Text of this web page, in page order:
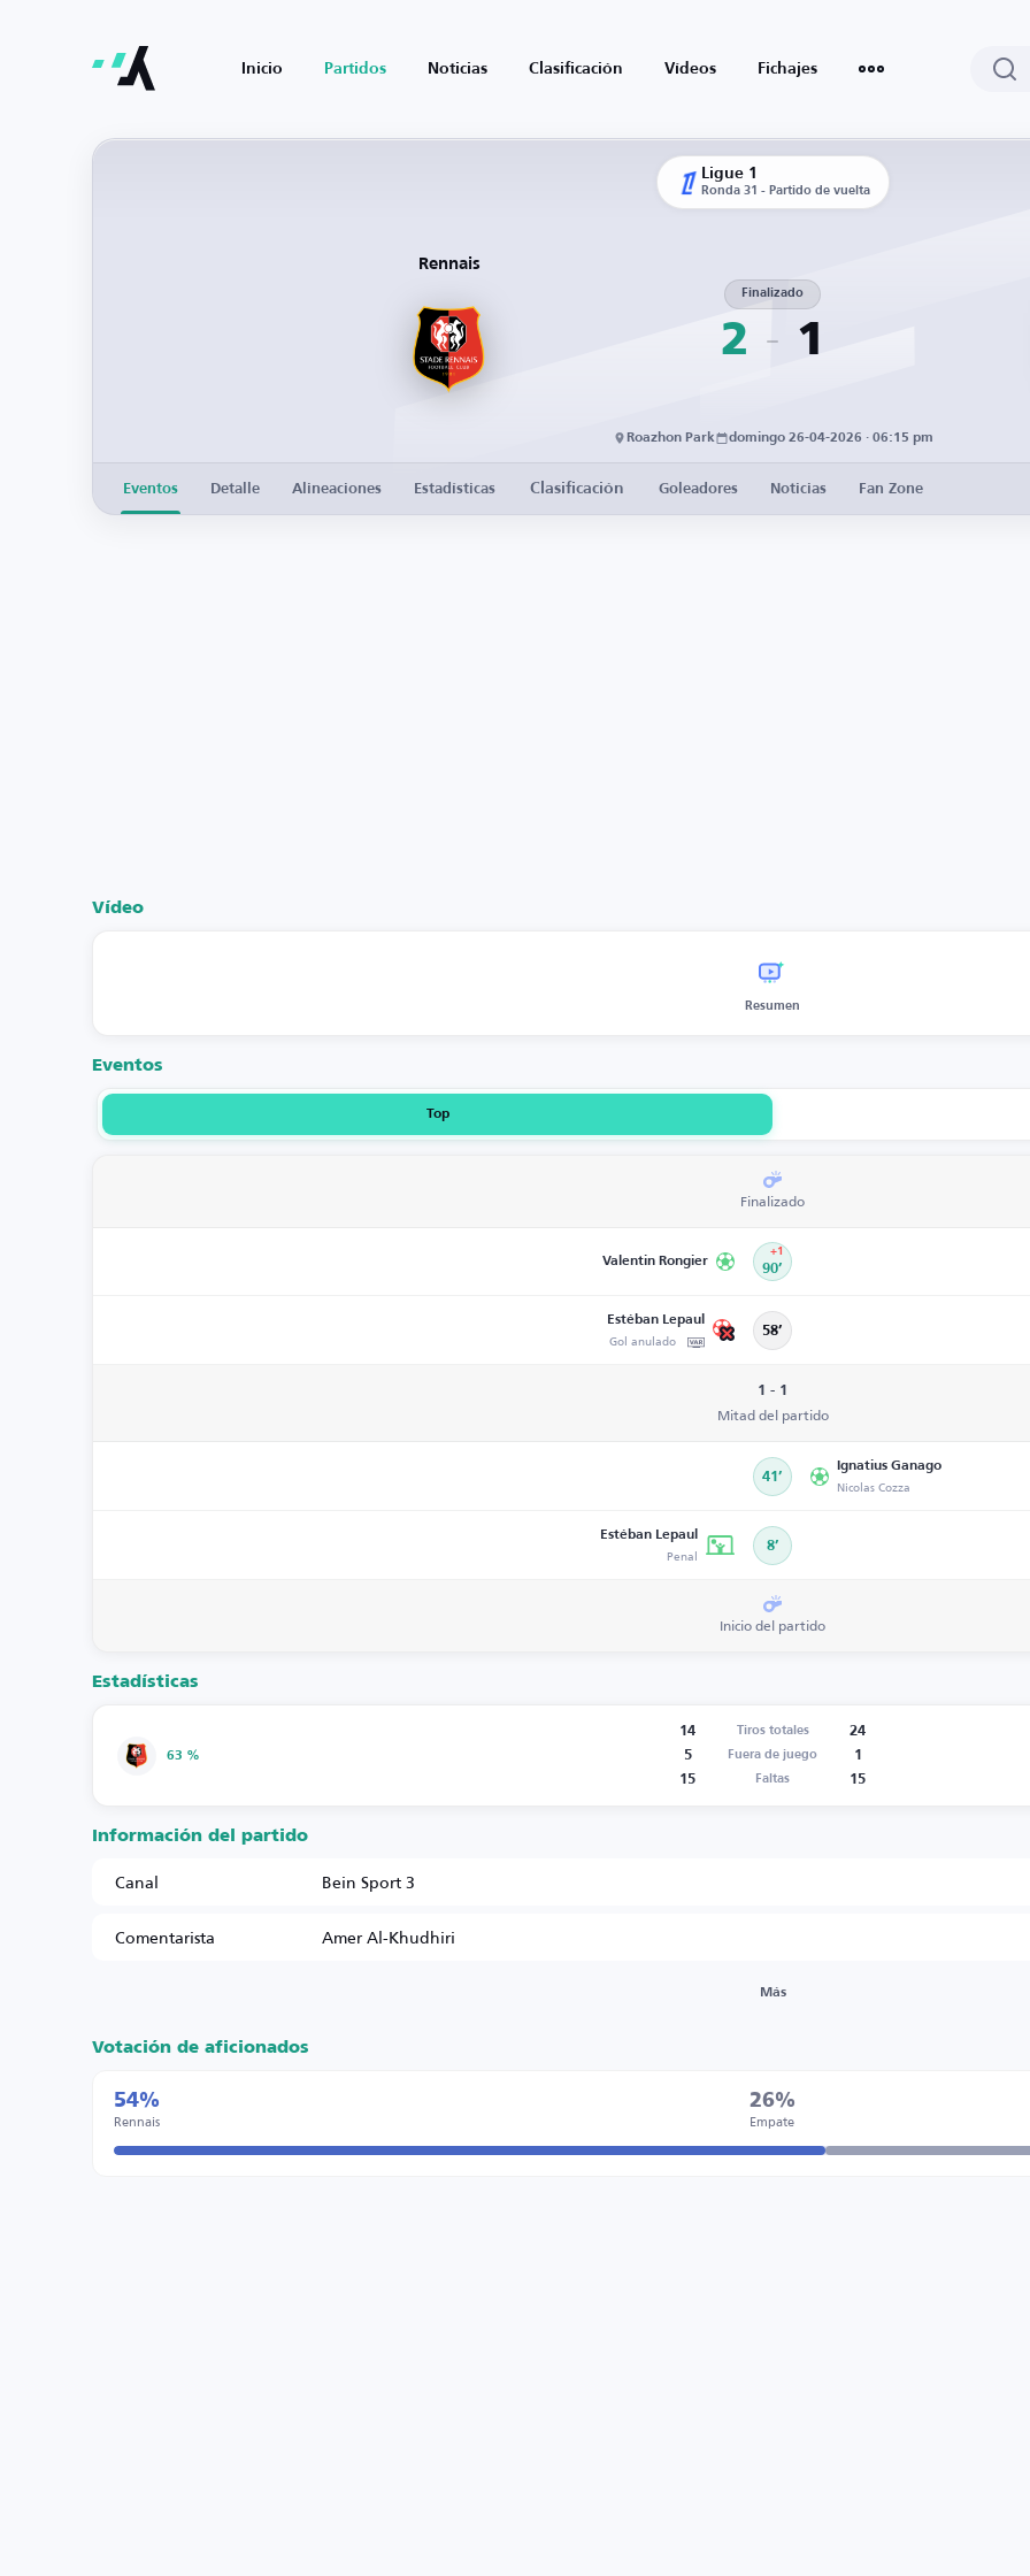
Inicio Partidos Noticias Clasificación Vídeos Fichajes
Ligue 1
Ronda 31 - Partido de vuelta
Rennais
2
Finalizado
1
Roazhon Park domingo 26-04-2026 · 06:15 pm
Eventos Detalle Alineaciones Estadísticas Clasificación Goleadores Noticias Fan Zone
Vídeo
Resumen
Eventos
Top
Finalizado
Valentin Rongier 90’
+1
Estéban Lepaul
Gol anulado 58’
1 - 1
Mitad del partido
41’
Ignatius Ganago
Nicolas Cozza
Estéban Lepaul
Penal 8’
Inicio del partido
Estadísticas
63 %
14 Tiros totales
24
5
Fuera de juego
1
15
Faltas 15
Información del partido
Canal
Bein Sport 3
Comentarista
Amer Al-Khudhiri
Más
Votación de aficionados
54%
Rennais
26%
Empate